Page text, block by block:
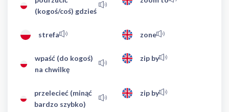
(kogoś/coś) gdzieś
strefa zone
wpaść (do kogoś)
na chwilkę
zip by
przelecieć (minąć
bardzo szybko)
zip by